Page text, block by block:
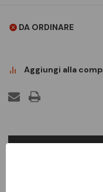
DA ORDINARE
Aggiungi alla
DESCRIZIONE
Presa mobile multipla
universale standard